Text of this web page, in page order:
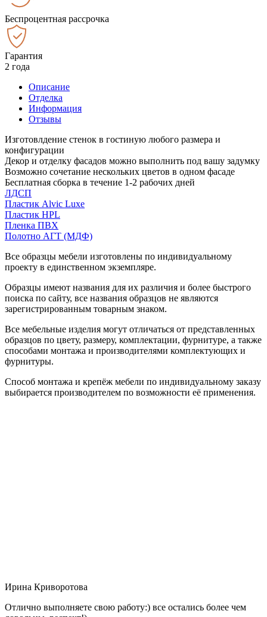
Беспроцентная рассрочка
Гарантия
2 года
Описание
Отделка
Информация
Отзывы
Изготовлдение стенок в гостиную любого размера и
конфигурации
Декор и отделку фасадов можно выполнить под вашу задумку
Возможно сочетание нескольких цветов в одном фасаде
Бесплатная сборка в течение 1-2 рабочих дней
ЛДСП
Пластик Alvic Luxe
Пластик HPL
Пленка ПВХ
Полотно АГТ (МДФ)
Все образцы мебели изготовлены по индивидуальному
проекту в единственном экземпляре.
Образцы имеют названия для их различия и более быстрого
поиска по сайту, все названия образцов не являются
зарегистрированным товарным знаком.
Все мебельные изделия могут отличаться от представленных
образцов по цвету, размеру, комплектации, фурнитуре, а также
способами монтажа и производителями комплектующих и
фурнитуры.
Способ монтажа и крепёж мебели по индивидуальному заказу
выбирается производителем по возможности её применения.
Ирина Криворотова
Отлично выполняете свою работу:) все остались более чем